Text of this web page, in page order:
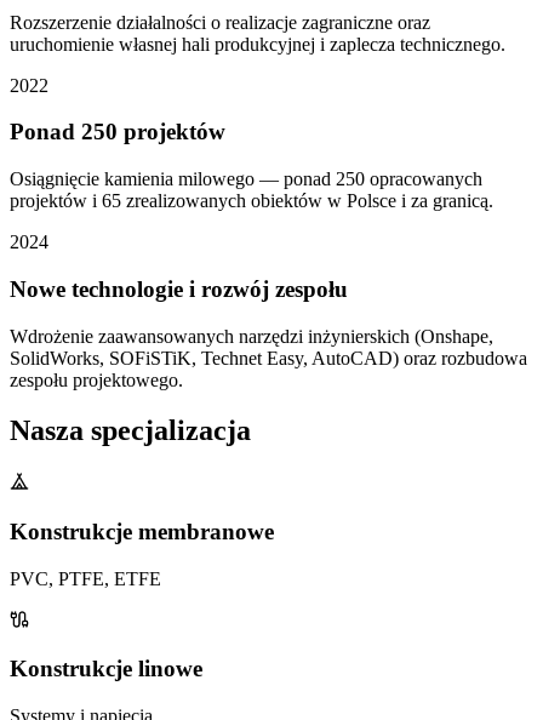
Rozszerzenie działalności o realizacje zagraniczne oraz
uruchomienie własnej hali produkcyjnej i zaplecza technicznego.
2022
Ponad 250 projektów
Osiągnięcie kamienia milowego — ponad 250 opracowanych
projektów i 65 zrealizowanych obiektów w Polsce i za granicą.
2024
Nowe technologie i rozwój zespołu
Wdrożenie zaawansowanych narzędzi inżynierskich (Onshape,
SolidWorks, SOFiSTiK, Technet Easy, AutoCAD) oraz rozbudowa
zespołu projektowego.
Nasza specjalizacja
Konstrukcje membranowe
PVC, PTFE, ETFE
Konstrukcje linowe